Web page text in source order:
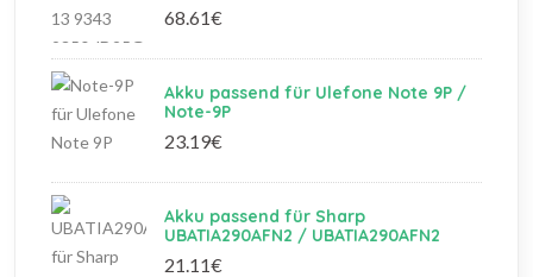
68.61€
Akku passend für Ulefone Note 9P /
Note-9P
23.19€
Akku passend für Sharp
UBATIA290AFN2 / UBATIA290AFN2
21.11€